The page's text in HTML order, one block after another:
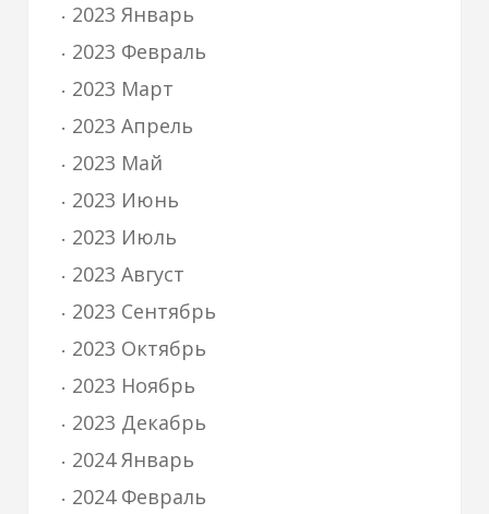
2023 Январь
2023 Февраль
2023 Март
2023 Апрель
2023 Май
2023 Июнь
2023 Июль
2023 Август
2023 Сентябрь
2023 Октябрь
2023 Ноябрь
2023 Декабрь
2024 Январь
2024 Февраль